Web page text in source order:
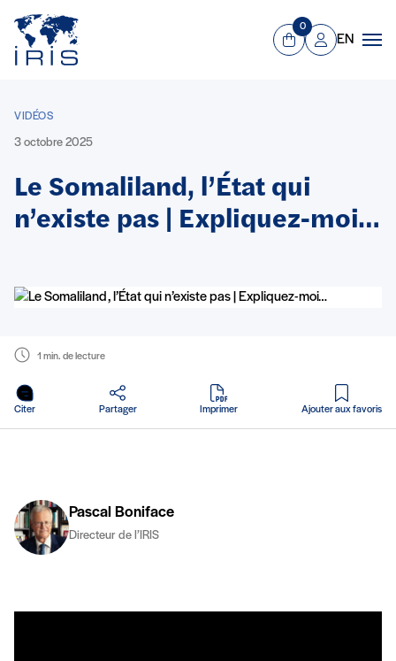
Aller au contenu principal
Panier
0
Mon compte
EN
VIDÉOS
3 octobre 2025
Le Somaliland, l’État qui
n’existe pas | Expliquez-moi…
1 min. de lecture
Citer Partager Imprimer
en PDF
Ajouter aux favoris
Pascal Boniface
Directeur de l’IRIS